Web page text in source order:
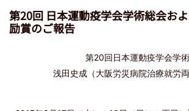
第20回 日本運動疫学会学術総会お
励賞のご報告
第20回日本運動疫学会学
浅田史成（大阪労災病院治療就労